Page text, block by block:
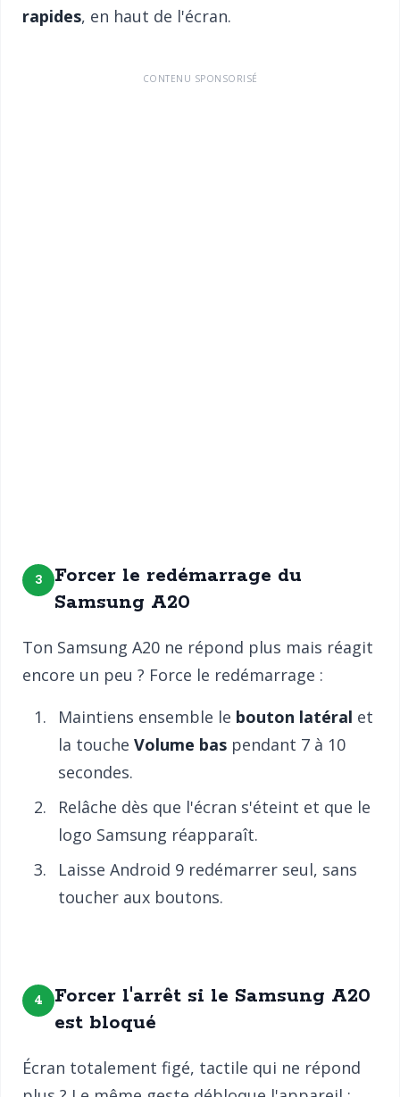
rapides, en haut de l'écran.
CONTENU SPONSORISÉ
3
Forcer le redémarrage du
Samsung A20
Ton Samsung A20 ne répond plus mais réagit
encore un peu ? Force le redémarrage :
Maintiens ensemble le bouton latéral et
la touche Volume bas pendant 7 à 10
secondes.
Relâche dès que l'écran s'éteint et que le
logo Samsung réapparaît.
Laisse Android 9 redémarrer seul, sans
toucher aux boutons.
4
Forcer l'arrêt si le Samsung A20
est bloqué
Écran totalement figé, tactile qui ne répond